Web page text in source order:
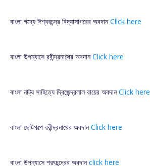
বাংলা গদ্যে ঈশ্বরচন্দ্র বিদ্যাসাগরের অবদানClick here
বাংলা উপন্যাসে রবীন্দ্রনাথের অবদানClick here
বাংলা নাট্য সাহিত্যে দ্বিজেন্দ্রলাল রায়ের অবদানClick here
বাংলা ছোটগল্পে রবীন্দ্রনাথের অবদানClick here
বাংলা উপন্যাসে শরৎচন্দ্রের অবদানclick here